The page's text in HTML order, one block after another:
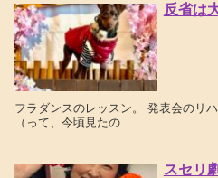
反省は
フラダンスのレッスン。 発表会のリ
（って、今頃見たの...
スセリ